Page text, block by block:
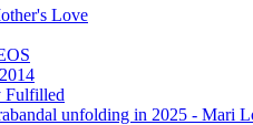
Love
Fulfilled
unfolding in 2025 - Mari